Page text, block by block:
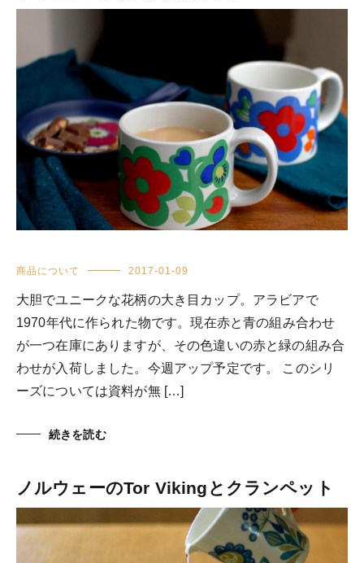
商品について 2017-01-09
大胆でユニークな花柄の大き目カップ。アラビアで
1970年代に作られた物です。現在赤と青の組み合わせ
が一つ在庫にありますが、その色違いの赤と緑の組み合
わせが入荷しました。今週アップ予定です。 このシリ
ーズについては資料が無 […]
続きを読む
ノルウェーのTor Vikingとクランペット